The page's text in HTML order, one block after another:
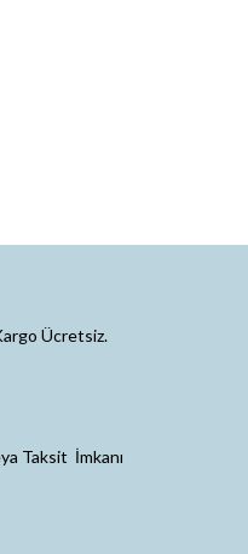
Ücretsiz.
Taksit İmkanı